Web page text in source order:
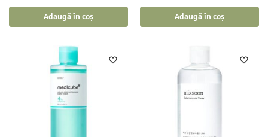
Adaugă în coș Adaugă în coș